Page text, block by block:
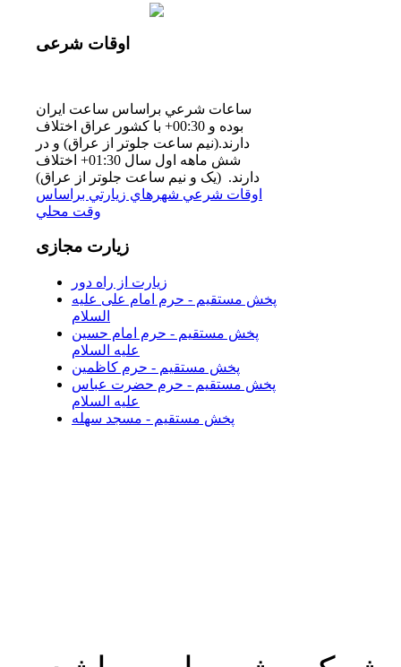
اوقات شرعی
ساعات شرعي براساس ساعت ايران
بوده و 00:30+ با كشور عراق اختلاف
دارند.(نيم ساعت جلوتر از عراق) و در
شش ماهه اول سال 01:30+ اختلاف
دارند. (یک و نیم ساعت جلوتر از عراق)
اوقات شرعي شهرهاي زيارتي براساس
وقت محلي
زیارت مجازی
زیارت از راه دور
پخش مستقیم - حرم امام علی علیه
السلام
پخش مستقیم - حرم امام حسین
علیه السلام
پخش مستقیم - حرم کاظمین
پخش مستقیم - حرم حضرت عباس
علیه السلام
پخش مستقیم - مسجد سهله